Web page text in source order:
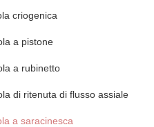
criogenica
a pistone
a rubinetto
di ritenuta di flusso assiale
a saracinesca